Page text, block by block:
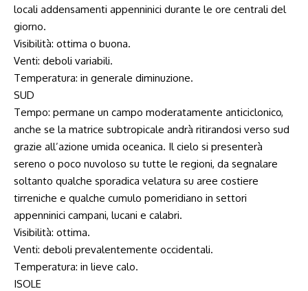
locali addensamenti appenninici durante le ore centrali del
giorno.
Visibilità: ottima o buona.
Venti: deboli variabili.
Temperatura: in generale diminuzione.
SUD
Tempo: permane un campo moderatamente anticiclonico,
anche se la matrice subtropicale andrà ritirandosi verso sud
grazie all’azione umida oceanica. Il cielo si presenterà
sereno o poco nuvoloso su tutte le regioni, da segnalare
soltanto qualche sporadica velatura su aree costiere
tirreniche e qualche cumulo pomeridiano in settori
appenninici campani, lucani e calabri.
Visibilità: ottima.
Venti: deboli prevalentemente occidentali.
Temperatura: in lieve calo.
ISOLE